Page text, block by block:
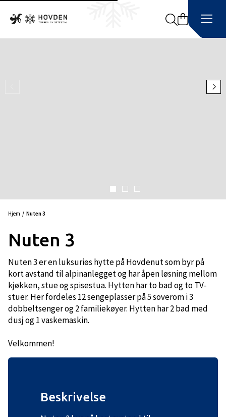
Search
Hjem Nuten 3
Nuten 3
Nuten 3 er en luksuriøs hytte på Hovdenut som byr på
kort avstand til alpinanlegget og har åpen løsning mellom
kjøkken, stue og spisestua. Hytten har to bad og to TV-
stuer. Her fordeles 12 sengeplasser på 5 soverom i 3
dobbeltsenger og 2 familiekøyer. Hytten har 2 bad med
dusj og 1 vaskemaskin.
Velkommen!
Beskrivelse